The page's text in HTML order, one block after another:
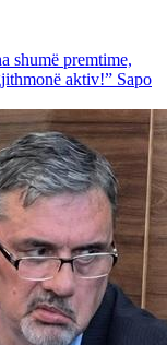
shumë premtime,
aktiv!” Sapo